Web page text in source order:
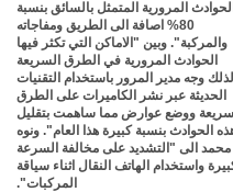
المرورية المتمثل بالسائق بنسبة
80% اصافة الى الطريق ومفاجاته
والمركبة". وبين "الاماكن التي تكثر فيها
الحوادث المرورية في الطرق السريعة
لذلك وجه مدير المرور باستخدام التقنيات
الحديثة عبر نشر الكاميرات على الطرق
ووضع عوارض مما ساهمت بتقليل
الحوادث بنسبة كبيرة هذا العام". ونوه
محمد الى "التشديد على مخالفة السرعة
واستخدام الهاتف النقال اثناء سياقة
المركبات".